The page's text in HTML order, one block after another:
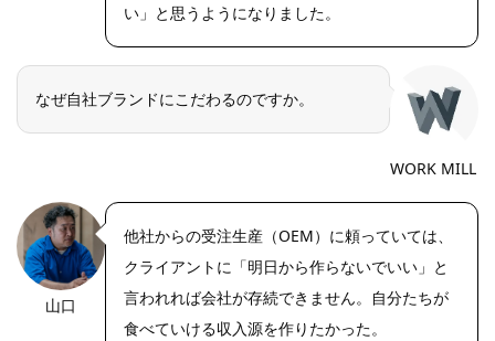
い」と思うようになりました。
なぜ自社ブランドにこだわるのですか。
WORK MILL
https://riseph
山口
他社からの受注生産（OEM）に頼っていては、
クライアントに「明日から作らないでいい」と
言われれば会社が存続できません。自分たちが
食べていける収入源を作りたかった。